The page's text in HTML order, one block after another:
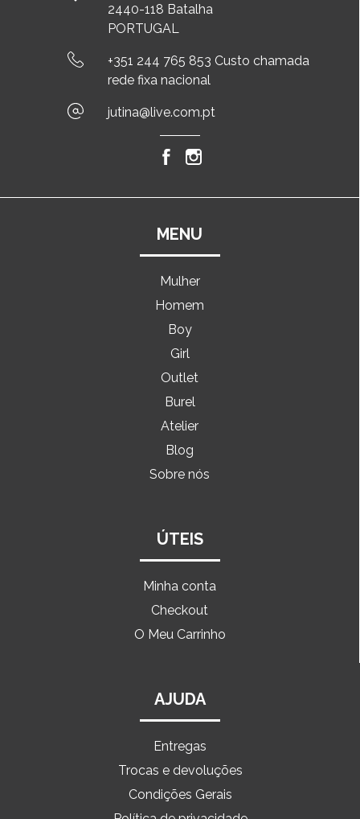
2440-118 Batalha
PORTUGAL
+351 244 765 853 Custo chamada
rede fixa nacional
jutina@live.com.pt
MENU
Mulher
Homem
Boy
Girl
Outlet
Burel
Atelier
Blog
Sobre nós
ÚTEIS
Minha conta
Checkout
O Meu Carrinho
AJUDA
Entregas
Trocas e devoluções
Condições Gerais